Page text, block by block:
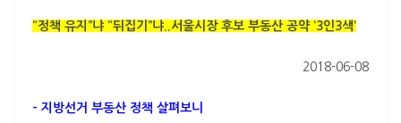
“정책 유지”냐 “뒤집기”냐..서울시장 후보 부동산 공약 ‘3인3색’
2018-06-08
– 지방선거 부동산 정책 살펴보니